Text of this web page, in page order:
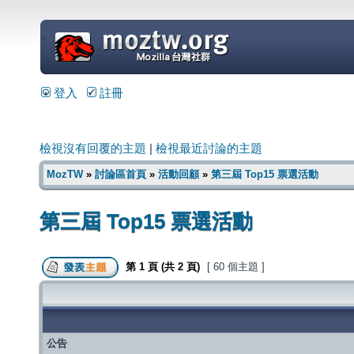
=
登入 註冊
檢視沒有回覆的主題 檢視最近討論的主題
MozTW» 討論區首頁 » 活動回顧» 第三屆 Top15 票選活動
第三屆 Top15 票選活動
第 1 頁 (共 2 頁) [ 60 個主題 ]
公告